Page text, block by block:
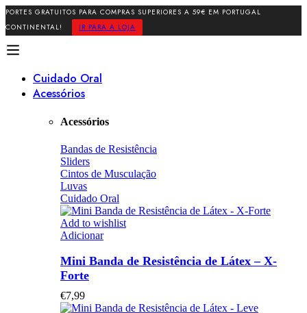
PORTES GRATUITOS PARA COMPRAS SUPERIORES A 59€ EM PORTUGAL
CONTINENTAL!
IR PARA A LOJA
Cuidado Oral
Acessórios
Acessórios
Bandas de Resistência
Sliders
Cintos de Musculação
Luvas
Cuidado Oral
Add to wishlist
Adicionar
Mini Banda de Resistência de Látex – X-
Forte
€7,99